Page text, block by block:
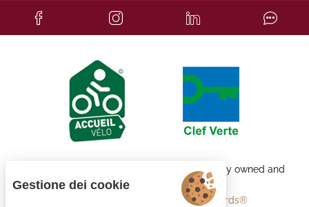
Each BWH℠ Hotels property is independently owned and
Best Western Rewards®
Gestione dei cookie